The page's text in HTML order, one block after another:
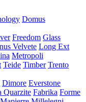
Domus
Freedom Glass
Velvete Long Ext
Metropoli
Teide Timber Trento
Dimore Everstone
Quarzite Fabrika Forme